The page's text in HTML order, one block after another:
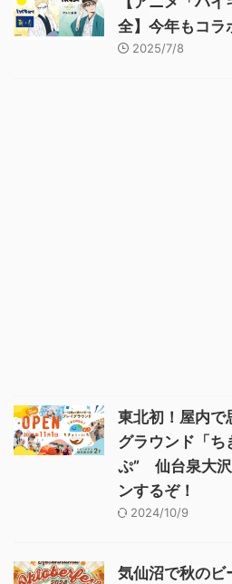
全】今年もコラ
2025/7/8
東北初！屋内で
グラウンド「ち
ぷ” 仙台泉大沢
ンするぞ！
2024/10/9
気仙沼で秋のビ